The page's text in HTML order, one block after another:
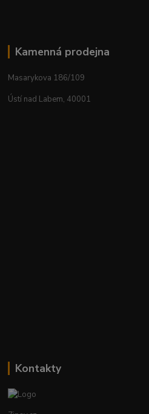
Kamenná prodejna
Masarykova 186/109
Ústí nad Labem, 40001
Kontakty